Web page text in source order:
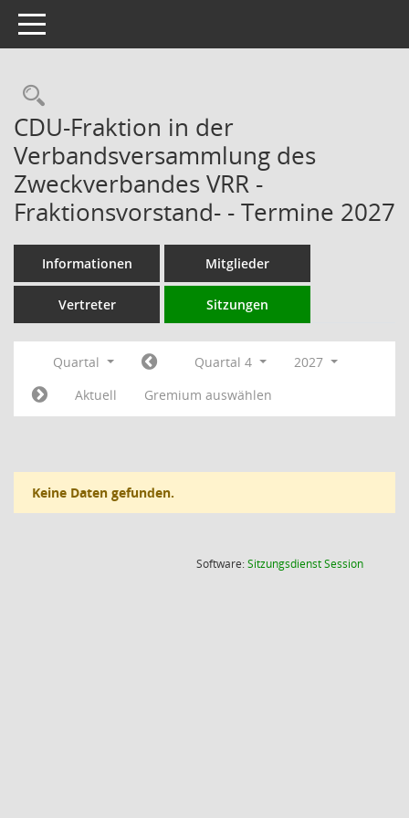
Toggle navigation
Rechercheauswahl
CDU-Fraktion in der
Verbandsversammlung des
Zweckverbandes VRR -
Fraktionsvorstand- - Termine 2027
Informationen Mitglieder
Vertreter Sitzungen
Quartal Quartal 4
2027
Aktuell
Gremium auswählen
Keine Daten gefunden.
Software:SitzungsdienstSession(Wird in